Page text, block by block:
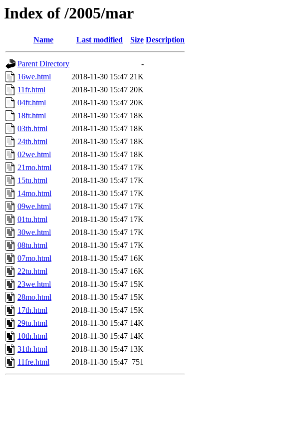
Index of /2005/mar
Name Last modified Size Description
Parent Directory
-
16we.html
2018-11-30 15:47 21K
11fr.html
2018-11-30 15:47 20K
04fr.html
2018-11-30 15:47 20K
18fr.html
2018-11-30 15:47 18K
03th.html
2018-11-30 15:47 18K
24th.html
2018-11-30 15:47 18K
02we.html
2018-11-30 15:47 18K
21mo.html
2018-11-30 15:47 17K
15tu.html
2018-11-30 15:47 17K
14mo.html
2018-11-30 15:47 17K
09we.html
2018-11-30 15:47 17K
01tu.html
2018-11-30 15:47 17K
30we.html
2018-11-30 15:47 17K
08tu.html
2018-11-30 15:47 17K
07mo.html
2018-11-30 15:47 16K
22tu.html
2018-11-30 15:47 16K
23we.html
2018-11-30 15:47 15K
28mo.html
2018-11-30 15:47 15K
17th.html
2018-11-30 15:47 15K
29tu.html
2018-11-30 15:47 14K
10th.html
2018-11-30 15:47 14K
31th.html
2018-11-30 15:47 13K
11fre.html
2018-11-30 15:47 751